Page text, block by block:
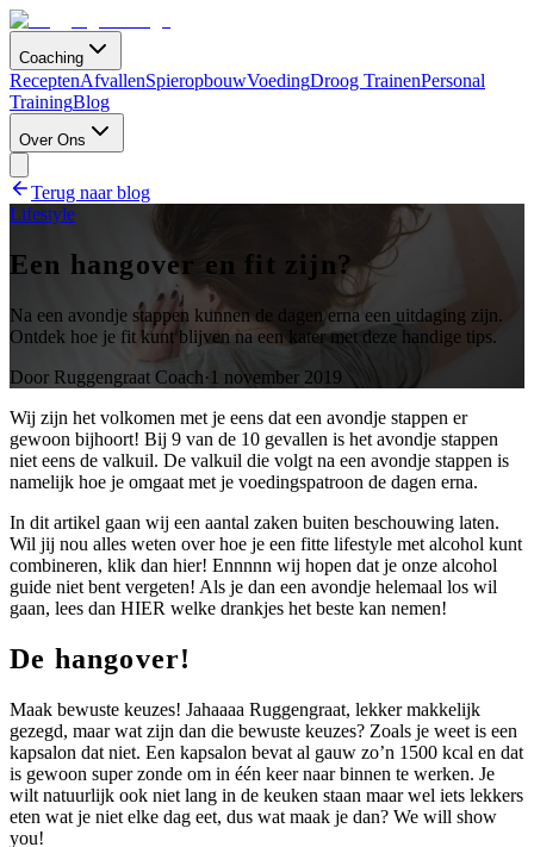
Coaching
ReceptenAfvallenSpieropbouwVoedingDroog TrainenPersonal
TrainingBlog
Over Ons
Terug naar blog
Lifestyle
Een hangover en fit zijn?
Na een avondje stappen kunnen de dagen erna een uitdaging zijn.
Ontdek hoe je fit kunt blijven na een kater met deze handige tips.
Door Ruggengraat Coach· 1 november 2019
Wij zijn het volkomen met je eens dat een avondje stappen er
gewoon bijhoort! Bij 9 van de 10 gevallen is het avondje stappen
niet eens de valkuil. De valkuil die volgt na een avondje stappen is
namelijk hoe je omgaat met je voedingspatroon de dagen erna.
In dit artikel gaan wij een aantal zaken buiten beschouwing laten.
Wil jij nou alles weten over hoe je een fitte lifestyle met alcohol kunt
combineren, klik dan hier! Ennnnn wij hopen dat je onze alcohol
guide niet bent vergeten! Als je dan een avondje helemaal los wil
gaan, lees dan HIER welke drankjes het beste kan nemen!
De hangover!
Maak bewuste keuzes! Jahaaaa Ruggengraat, lekker makkelijk
gezegd, maar wat zijn dan die bewuste keuzes? Zoals je weet is een
kapsalon dat niet. Een kapsalon bevat al gauw zo’n 1500 kcal en dat
is gewoon super zonde om in één keer naar binnen te werken. Je
wilt natuurlijk ook niet lang in de keuken staan maar wel iets lekkers
eten wat je niet elke dag eet, dus wat maak je dan? We will show
you!